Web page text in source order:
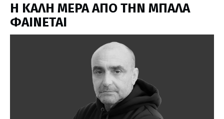
H ΚΑΛΗ ΜΕΡΑ ΑΠΟ ΤΗΝ ΜΠΑΛΑ
ΦΑΙΝΕΤΑΙ